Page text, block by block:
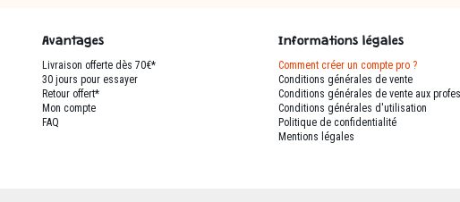
Avantages
Livraison offerte dès 70€*
30 jours pour essayer
Retour offert*
Mon compte
FAQ
Informations légales
Comment créer un compte pro ?
Conditions générales de vente
Conditions générales de vente aux
Conditions générales d'utilisation
Politique de confidentialité
Mentions légales